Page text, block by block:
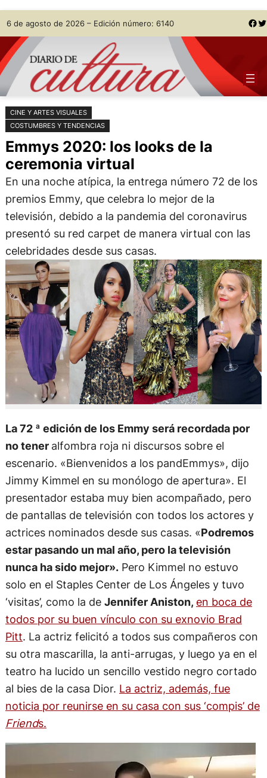
Saltar
al
contenido
Skip
to
content
6 de agosto de 2026 – Edición número: 6140 Facebook Twitter
CINE Y ARTES VISUALES
COSTUMBRES Y TENDENCIAS
Emmys 2020: los looks de la
ceremonia virtual
En una noche atípica, la entrega número 72 de los
premios Emmy, que celebra lo mejor de la
televisión, debido a la pandemia del coronavirus
presentó su red carpet de manera virtual con las
celebridades desde sus casas.
La 72 ª edición de los Emmy será recordada por
no tener alfombra roja ni discursos sobre el
escenario. «Bienvenidos a los pandEmmys», dijo
Jimmy Kimmel en su monólogo de apertura». El
presentador estaba muy bien acompañado, pero
de pantallas de televisión con todos los actores y
actrices nominados desde sus casas. «Podremos
estar pasando un mal año, pero la televisión
nunca ha sido mejor».Pero Kimmel no estuvo
solo en el Staples Center de Los Ángeles y tuvo
‘visitas’, como la de Jennifer Aniston, en boca de
todos por su buen vínculo con su exnovio Brad
Pitt. La actriz felicitó a todos sus compañeros con
su otra mascarilla, la anti-arrugas, y luego ya en el
teatro ha lucido un sencillo vestido negro cortado
al bies de la casa Dior. La actriz, además, fue
noticia por reunirse en su casa con sus ‘compis’ de
Friends.